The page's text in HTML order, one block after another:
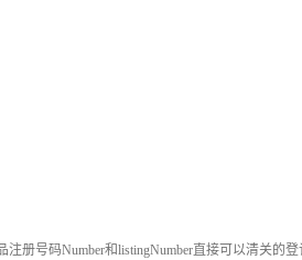
注册号码Number和listingNumber直接可以清关的